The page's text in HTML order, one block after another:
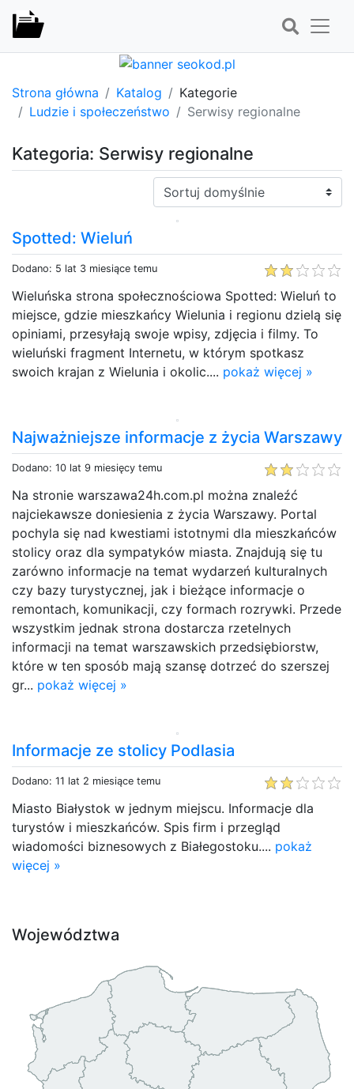
Strona główna Katalog
Kategorie
Ludzie i społeczeństwo
Serwisy regionalne
Kategoria: Serwisy regionalne
Sortuj:
Spotted: Wieluń
Dodano: 5 lat 3 miesiące temu
Wieluńska strona społecznościowa Spotted: Wieluń to
miejsce, gdzie mieszkańcy Wielunia i regionu dzielą się
opiniami, przesyłają swoje wpisy, zdjęcia i filmy. To
wieluński fragment Internetu, w którym spotkasz
swoich krajan z Wielunia i okolic.... pokaż więcej »
Najważniejsze informacje z życia Warszawy
Dodano: 10 lat 9 miesięcy temu
Na stronie warszawa24h.com.pl można znaleźć
najciekawsze doniesienia z życia Warszawy. Portal
pochyla się nad kwestiami istotnymi dla mieszkańców
stolicy oraz dla sympatyków miasta. Znajdują się tu
zarówno informacje na temat wydarzeń kulturalnych
czy bazy turystycznej, jak i bieżące informacje o
remontach, komunikacji, czy formach rozrywki. Przede
wszystkim jednak strona dostarcza rzetelnych
informacji na temat warszawskich przedsiębiorstw,
które w ten sposób mają szansę dotrzeć do szerszej
gr... pokaż więcej »
Informacje ze stolicy Podlasia
Dodano: 11 lat 2 miesiące temu
Miasto Białystok w jednym miejscu. Informacje dla
turystów i mieszkańców. Spis firm i przegląd
wiadomości biznesowych z Białegostoku.... pokaż
więcej »
Województwa